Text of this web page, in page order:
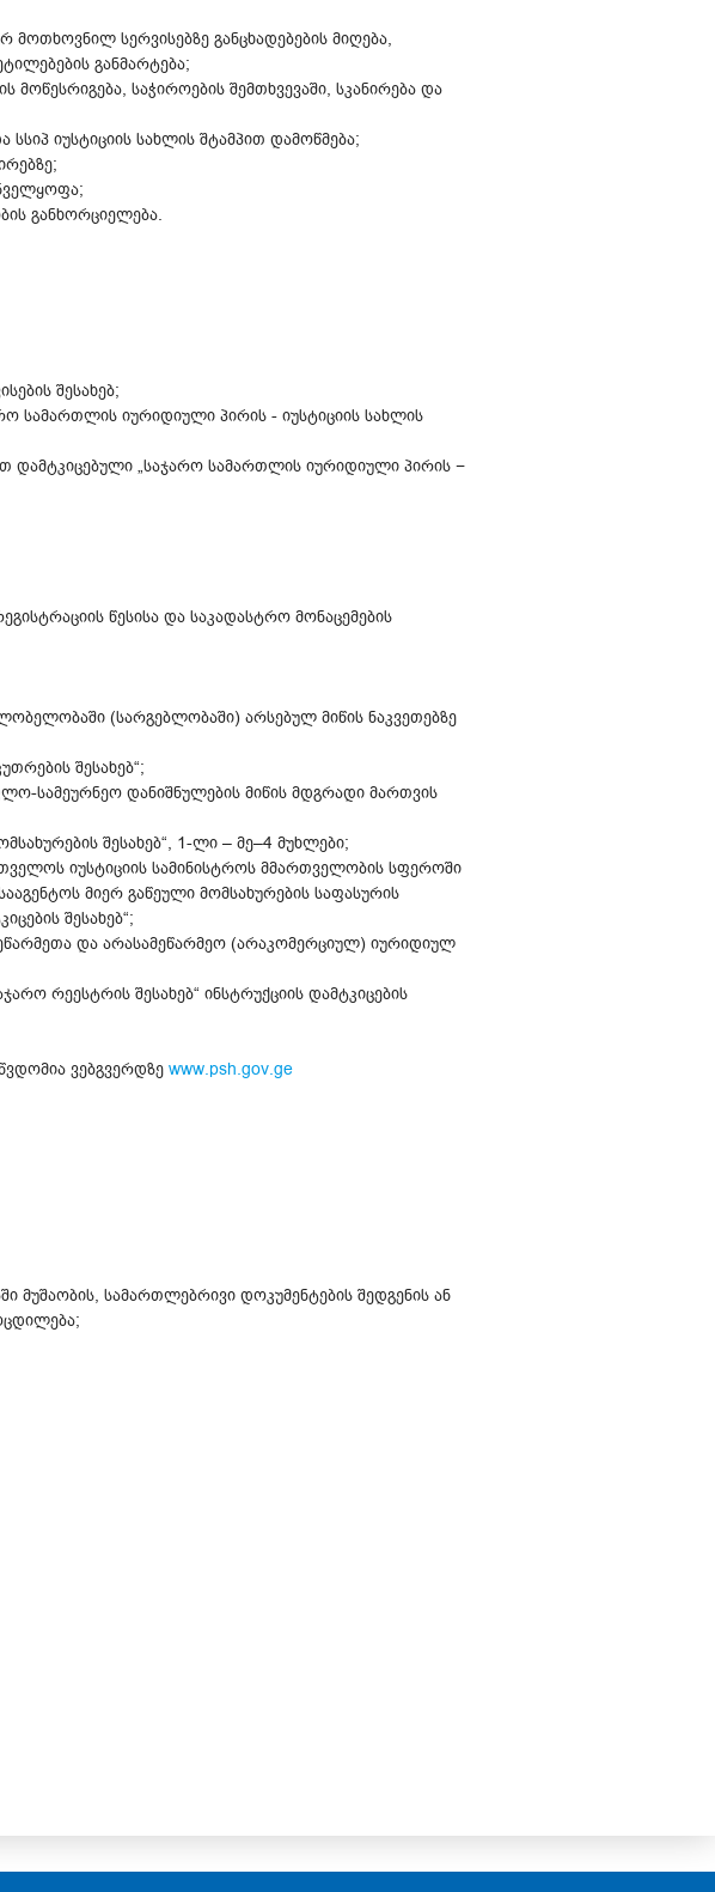
სერვისებზე განცხადებების მიღება,
განმარტება;
საჭიროების შემთხვევაში, სკანირება და
იუსტიციის სახლის შტამპით დამოწმება;
განხორციელება.
შესახებ;
სამართლის იურიდიული პირის - იუსტიციის სახლის
დამტკიცებული „საჯარო სამართლის იურიდიული პირის −
წესისა და საკადასტრო მონაცემების
(სარგებლობაში) არსებულ მიწის ნაკვეთებზე
შესახებ“;
სამეურნეო დანიშნულების მიწის მდგრადი მართვის
შესახებ“, 1-ლი – მე–4 მუხლები;
იუსტიციის სამინისტროს მმართველობის სფეროში
მიერ გაწეული მომსახურების საფასურის
შესახებ“;
და არასამეწარმეო (არაკომერციულ) იურიდიულ
რეესტრის შესახებ“ ინსტრუქციის დამტკიცების
ვებგვერდზე www.psh.gov.ge
მუშაობის, სამართლებრივი დოკუმენტების შედგენის ან